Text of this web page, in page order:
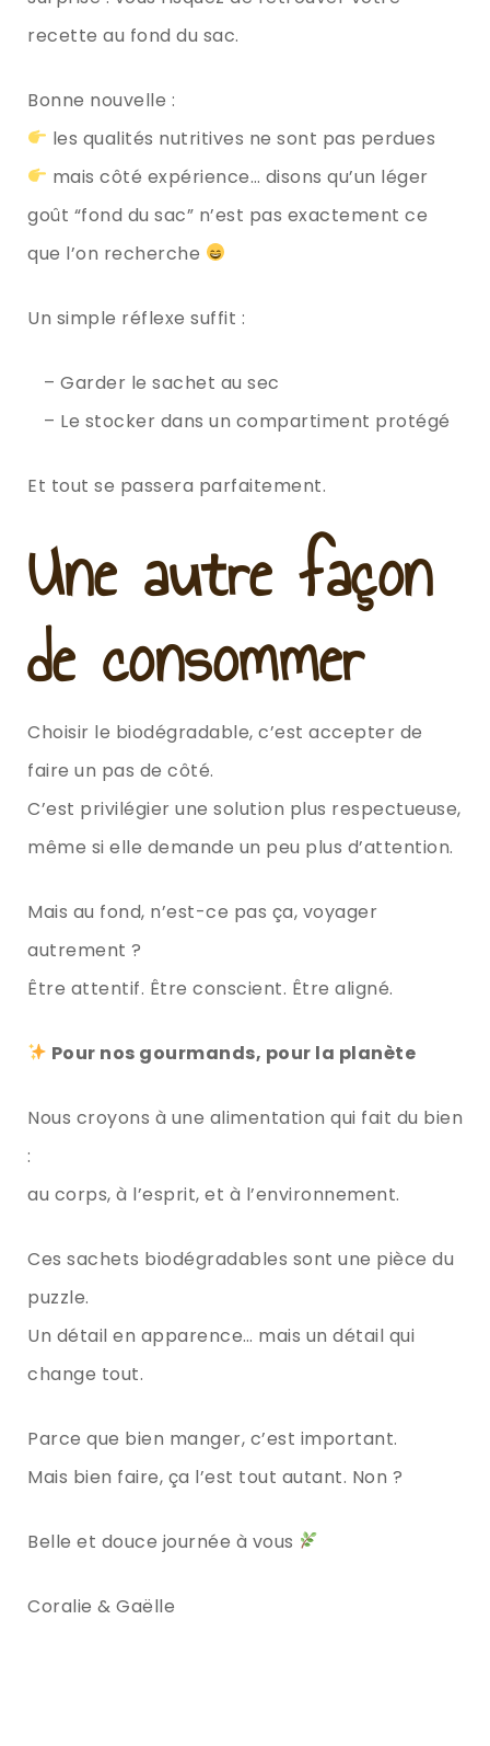
recette au fond du sac.
Bonne nouvelle :
les qualités nutritives ne sont pas perdues
mais côté expérience… disons qu’un léger
goût “fond du sac” n’est pas exactement ce
que l’on recherche
Un simple réflexe suffit :
– Garder le sachet au sec
– Le stocker dans un compartiment protégé
Et tout se passera parfaitement.
Une autre façon
de consommer
Choisir le biodégradable, c’est accepter de
faire un pas de côté.
C’est privilégier une solution plus respectueuse,
même si elle demande un peu plus d’attention.
Mais au fond, n’est-ce pas ça, voyager
autrement ?
Être attentif. Être conscient. Être aligné.
Pour nos gourmands, pour la planète
Nous croyons à une alimentation qui fait du bien
:
au corps, à l’esprit, et à l’environnement.
Ces sachets biodégradables sont une pièce du
puzzle.
Un détail en apparence… mais un détail qui
change tout.
Parce que bien manger, c’est important.
Mais bien faire, ça l’est tout autant. Non ?
Belle et douce journée à vous
Coralie & Gaëlle